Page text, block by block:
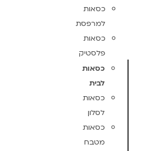
כסאות
למרפסת
כסאות
פלסטיק
כסאות
לבית
כסאות
לסלון
כסאות
מטבח